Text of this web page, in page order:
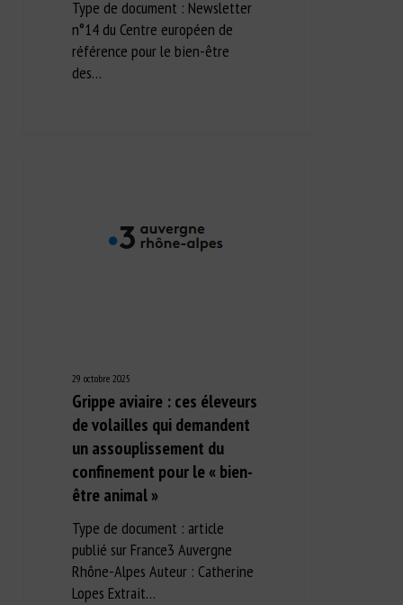
Type de document : Newsletter
n°14 du Centre européen de
référence pour le bien-être
des…
29 octobre 2025
Grippe aviaire : ces éleveurs
de volailles qui demandent
un assouplissement du
confinement pour le « bien-
être animal »
Type de document : article
publié sur France3 Auvergne
Rhône-Alpes Auteur : Catherine
Lopes Extrait…